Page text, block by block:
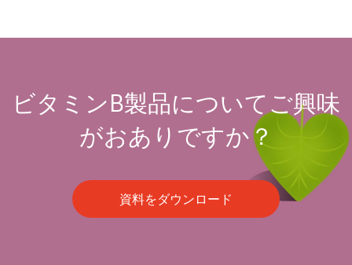
ビタミンB製品についてご興味
がおありですか？
資料をダウンロード